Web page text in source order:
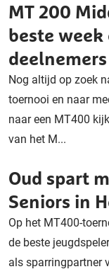
MT 200
beste week
deelnemers
Nog altijd op zoek
toernooi en naar
naar een MT400
van het M...
Oud spart
Seniors in
Op het MT400-
de beste
als sparringpartner